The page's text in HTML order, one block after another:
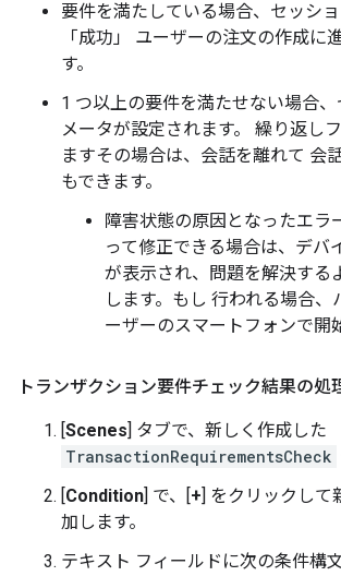
要件を満たしている場合、セッシ
「成功」 ユーザーの注文の作成に
す。
1 つ以上の要件を満たせない場合
メータが設定されます。 繰り返し
ますその場合は、会話を離れて 会
もできます。
障害状態の原因となったエラ
って修正できる場合は、デバ
が表示され、問題を解決する
します。もし 行われる場合、
ーザーのスマートフォンで開
トランザクション要件チェック結果の処
Scenes ] タブで、新しく作成した
TransactionRequirementsCheck
Condition ] で、[ + ] をクリックし
加します。
テキスト フィールドに次の条件構